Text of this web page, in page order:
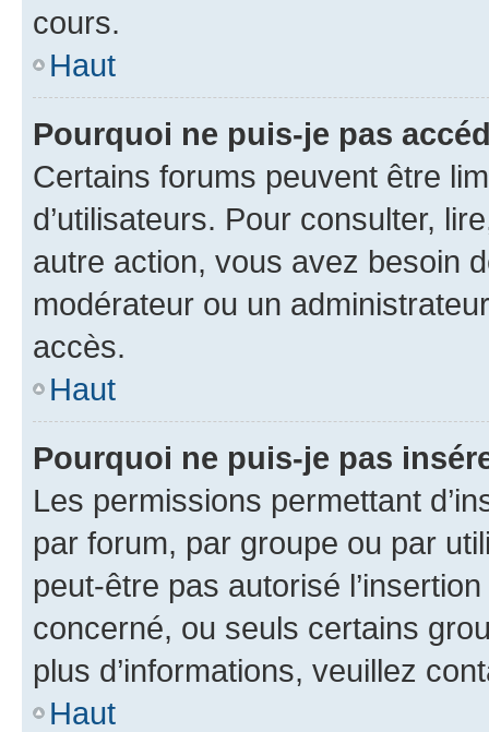
cours.
Haut
Pourquoi ne puis-je pas
Certains forums peuvent être
d’utilisateurs. Pour consulter,
autre action, vous avez besoin
modérateur ou un
accès.
Haut
Pourquoi ne puis-je pas
Les permissions permettant
par forum, par groupe ou par
peut-être pas autorisé
concerné, ou seuls certains
plus d’informations, veuillez
Haut